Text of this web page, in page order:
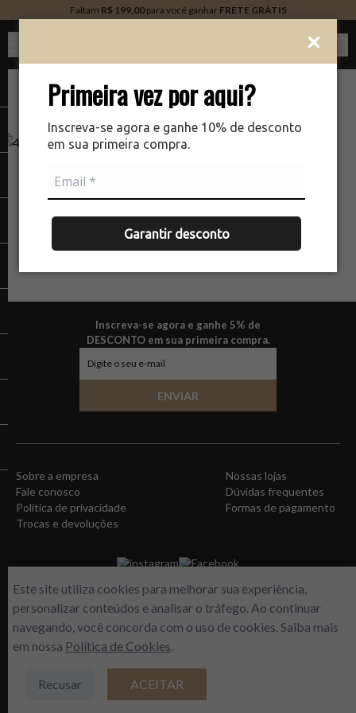
Primeira vez por aqui?
Inscreva-se agora e ganhe 10% de desconto
em sua primeira compra.
Garantir desconto
Faltam R$ 199,00para você ganhar FRETE GRÁTIS
NÃO ENCONTRAMOS A PÁGINA QUE VOCÊ ESTÁ
PROCURANDO.
Este site utiliza cookies para melhorar sua experiência,
personalizar conteúdos e analisar o tráfego. Ao continuar
navegando, você concorda com o uso de cookies. Saiba mais
em nossa Política de Cookies.
Recusar ACEITAR
Inscreva-se agora e ganhe 5% de
DESCONTO em sua primeira compra.
ENVIAR
Sobre a empresa
Nossas lojas
Fale conosco
Dúvidas frequentes
Política de privacidade
Formas de pagamento
Trocas e devoluções
instagram Facebook
WORLD FREE - Max Comercio de Perfumes LTDA | Estrada do Gabinal, 313 –